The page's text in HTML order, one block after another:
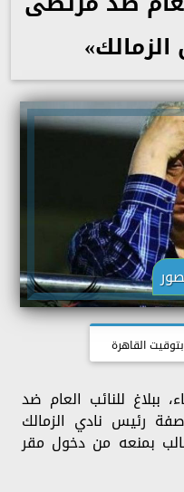
بتوقيت القاهرة
ببلاغ للنائب العام ضد
رئيس نادي الزمالك
بمنعه من دخول مقر